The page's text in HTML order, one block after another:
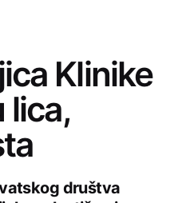
Klinike
lica,
društva